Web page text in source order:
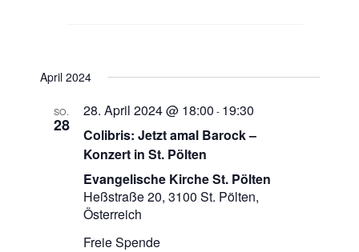
April 2024
SO.
28
28. April 2024 @ 18:00 - 19:30
Colibris: Jetzt amal Barock –
Konzert in St. Pölten
Evangelische Kirche St. Pölten
Heßstraße 20, 3100 St. Pölten,
Österreich
Freie Spende